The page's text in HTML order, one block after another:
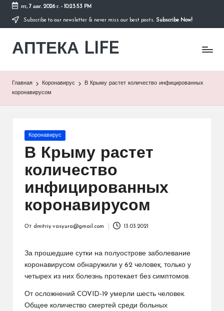
Перейти
содержимому
пт, 7 авг. 2026 г.- 10:23:53 PM
Subscribe to our newsletter & never miss our best posts. Subscribe Now!
АПТЕКА LIFE
сайт
Главная Коронавирус
В Крыму растет количество инфицированных
коронавирусом
Опубликовано
Коронавирус
В Крыму растет
количество
инфицированных
коронавирусом
От dmitriy.vasyura@gmail.com 13.03.2021
За прошедшие сутки на полуострове заболевание
коронавирусом обнаружили у 62 человек, только у
четырех из них болезнь протекает без симптомов.
От осложнений COVID-19 умерли шесть человек.
Общее количество смертей среди больных